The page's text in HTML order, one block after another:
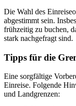
Die Wahl des
abgestimmt sein.
frühzeitig zu buchen,
stark nachgefragt sind.
Tipps für die
Eine sorgfältige
Einreise. Folgende
und Landgrenzen: